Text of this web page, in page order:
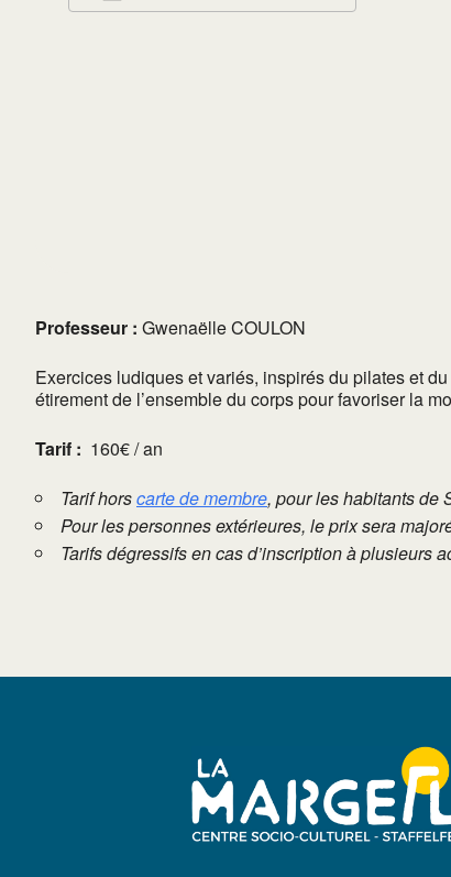
Professeur : Gwenaëlle COULON
Exercices ludiques et variés, inspirés du pilates et
étirement de l’ensemble du corps pour favoriser la
Tarif : 160€ / an
Tarif horscarte de membre, pour les habitants de
Pour les personnes extérieures, le prix sera
Tarifs dégressifs en cas d’inscription à plusieurs